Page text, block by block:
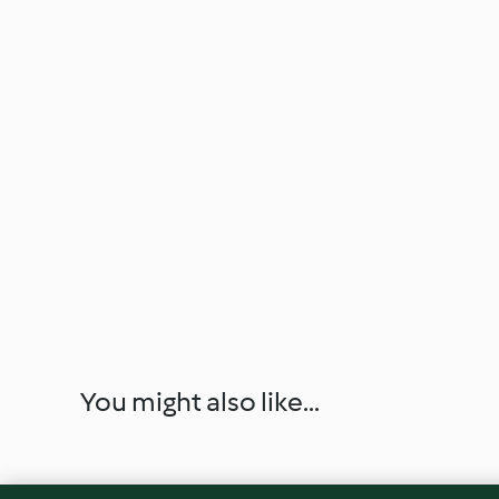
You might also like...